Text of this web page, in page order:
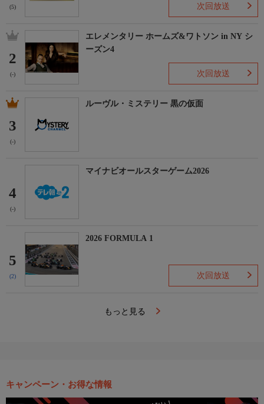
(5) 次回放送
2
(-)
エレメンタリー ホームズ&ワトソン in NY シ
ーズン4
次回放送
3
(-)
ルーヴル・ミステリー 黒の仮面
4
(-)
マイナビオールスターゲーム2026
5
(2)
2026 FORMULA 1
次回放送
もっと見る
キャンペーン・お得な情報